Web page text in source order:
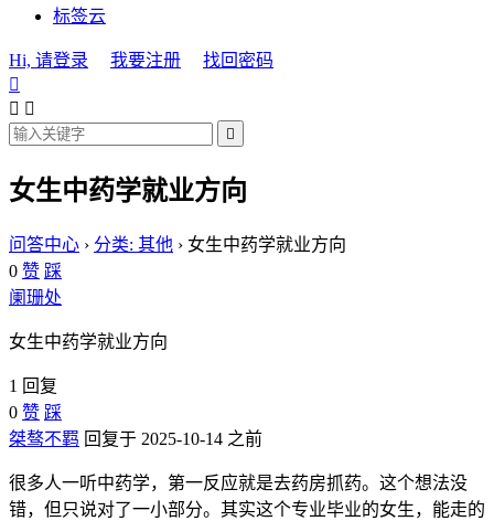
标签云
Hi, 请登录 我要注册
找回密码

 

女生中药学就业方向
问答中心 › 分类: 其他 › 女生中药学就业方向
0 赞 踩
阑珊处
女生中药学就业方向
1 回复
0 赞 踩
桀骜不羁 回复于 2025-10-14 之前
很多人一听中药学，第一反应就是去药房抓药。这个想法没
错，但只说对了一小部分。其实这个专业毕业的女生，能走的